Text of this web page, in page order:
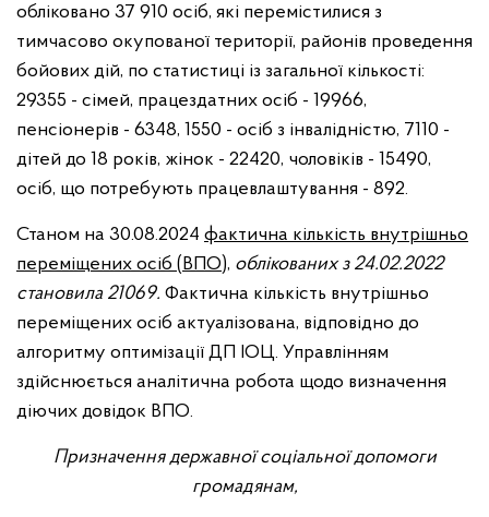
обліковано 37 910 осіб, які перемістилися з
тимчасово окупованої території, районів проведення
бойових дій, по статистиці із загальної кількості:
29355 - сімей, працездатних осіб - 19966,
пенсіонерів - 6348, 1550 - осіб з інвалідністю, 7110 -
дітей до 18 років, жінок - 22420, чоловіків - 15490,
осіб, що потребують працевлаштування - 892.
Станом на 30.08.2024 фактична кількість внутрішньо
переміщених осіб (ВПО), облікованих з 24.02.2022
становила 21069. Фактична кількість внутрішньо
переміщених осіб актуалізована, відповідно до
алгоритму оптимізації ДП ІОЦ. Управлінням
здійснюється аналітична робота щодо визначення
діючих довідок ВПО.
Призначення державної соціальної допомоги
громадянам,